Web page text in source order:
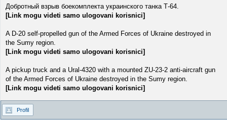
Добротный взрыв боекомплекта украинского танка Т-64.
[Link mogu videti samo ulogovani korisnici]
A D-20 self-propelled gun of the Armed Forces of Ukraine destroyed in
the Sumy region.
[Link mogu videti samo ulogovani korisnici]
A pickup truck and a Ural-4320 with a mounted ZU-23-2 anti-aircraft gun
of the Armed Forces of Ukraine destroyed in the Sumy region.
[Link mogu videti samo ulogovani korisnici]
Profil